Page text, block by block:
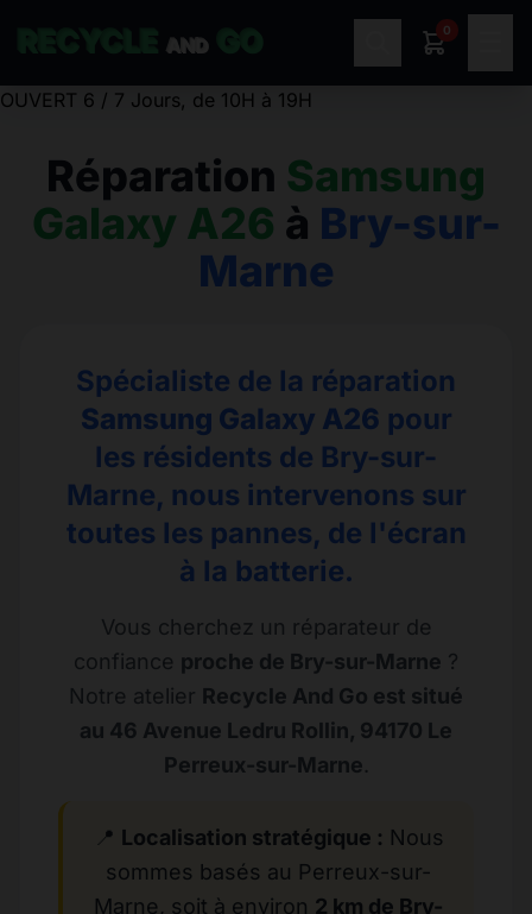
AND
0
OUVERT 6 / 7 Jours, de 10H à 19H
Réparation Samsung
Galaxy A26 à Bry-sur-
Marne
Spécialiste de la réparation
Samsung Galaxy A26 pour
les résidents de Bry-sur-
Marne, nous intervenons sur
toutes les pannes, de l'écran
à la batterie.
Vous cherchez un réparateur de
confiance proche de Bry-sur-Marne ?
Notre atelier Recycle And Go est situé
au 46 Avenue Ledru Rollin, 94170 Le
Perreux-sur-Marne.
📍 Localisation stratégique : Nous
sommes basés au Perreux-sur-
Marne, soit à environ 2 km de Bry-